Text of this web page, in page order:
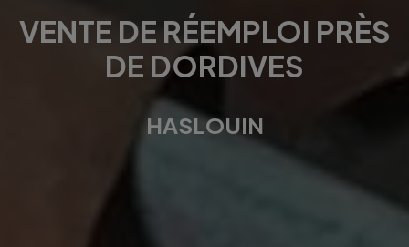
VENTE DE RÉEMPLOI PRÈS
DE DORDIVES
HASLOUIN